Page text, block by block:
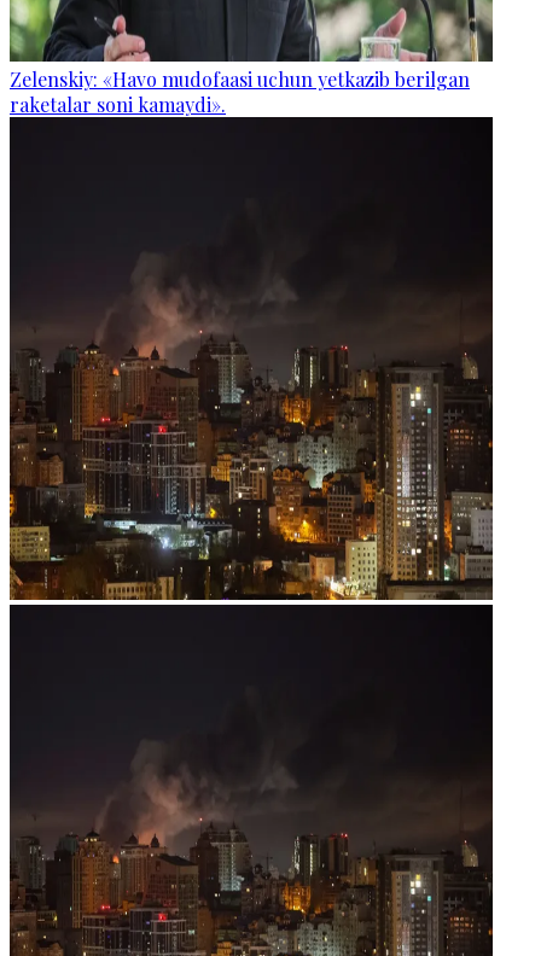
Zelenskiy: «Havo mudofaasi uchun yetkazib berilgan
raketalar soni kamaydi».